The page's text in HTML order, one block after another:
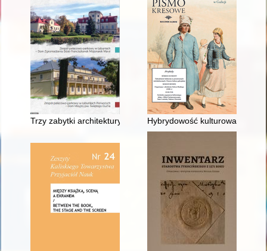
Trzy zabytki architektury : przewodnik : kościół pw. św.
Hybrydowość kulturowa w